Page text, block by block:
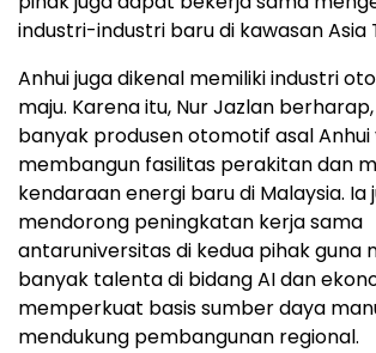
industri-industri baru di kawasan Asia
Anhui juga dikenal memiliki industri
maju. Karena itu, Nur Jazlan
banyak produsen otomotif asal Anhui
membangun fasilitas perakitan dan
kendaraan energi baru di Malaysia. Ia
mendorong peningkatan kerja sama
antaruniversitas di kedua pihak guna
banyak talenta di bidang AI dan
memperkuat basis sumber daya
mendukung pembangunan regional.